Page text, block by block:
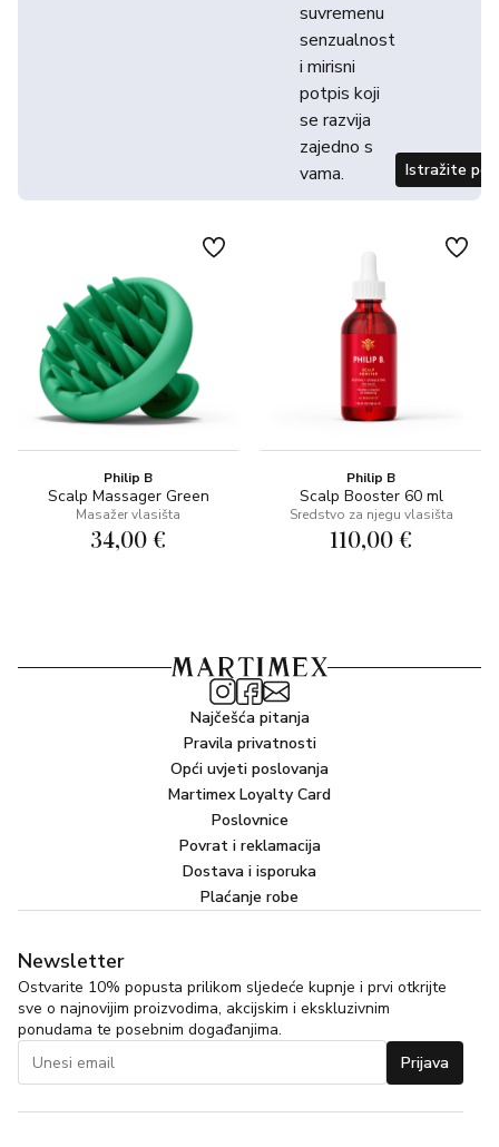
suvremenu
senzualnost
i mirisni
potpis koji
se razvija
zajedno s
vama.
Istražite
Philip B
Scalp Massager Green
Masažer vlasišta
34,00 €
Philip B
Scalp Booster 60 ml
Sredstvo za njegu vlasišta
110,00 €
Najčešća pitanja
Pravila privatnosti
Opći uvjeti poslovanja
Martimex Loyalty Card
Poslovnice
Povrat i reklamacija
Dostava i isporuka
Plaćanje robe
Newsletter
Ostvarite 10% popusta prilikom sljedeće kupnje i prvi otkrijte
sve o najnovijim proizvodima, akcijskim i ekskluzivnim
ponudama te posebnim događanjima.
Prijava